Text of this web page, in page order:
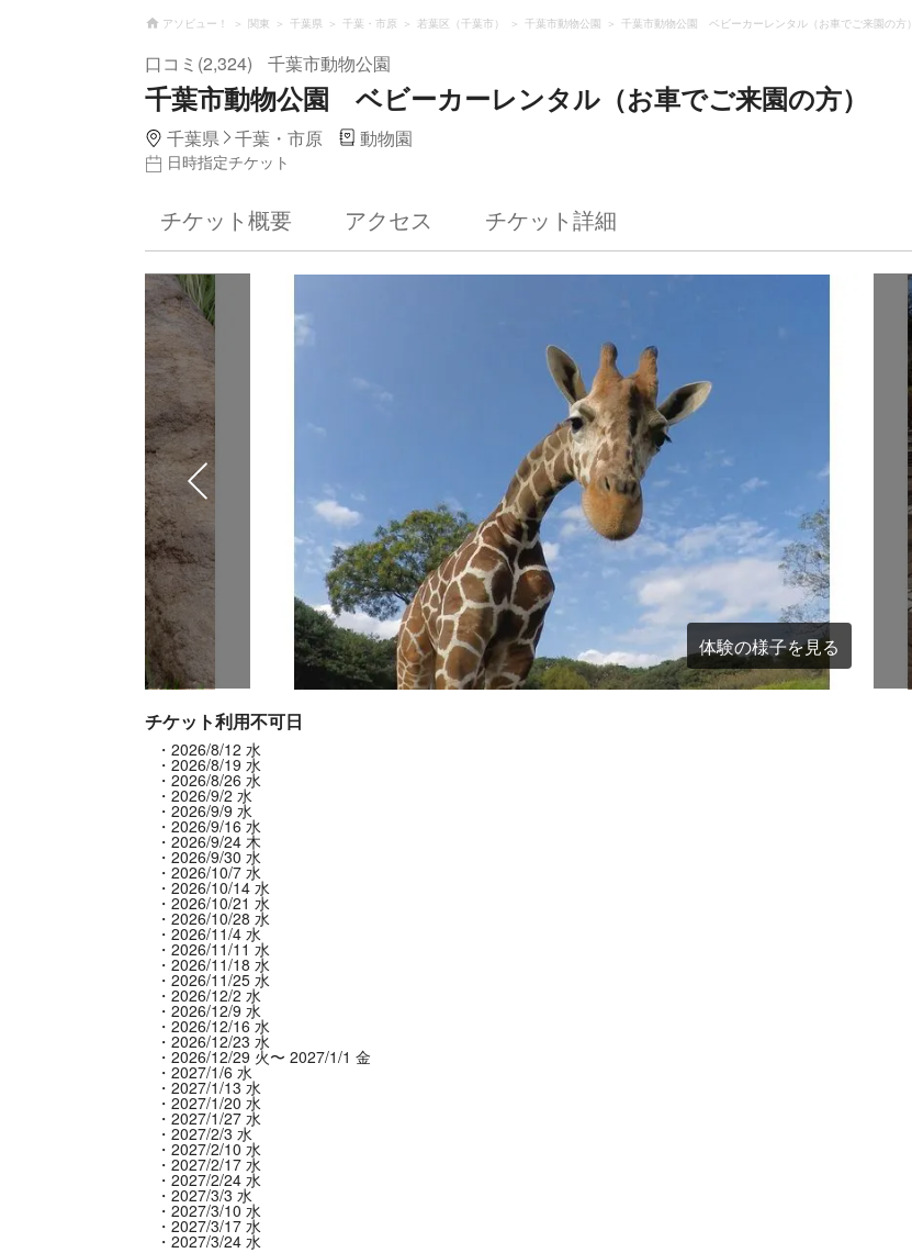
アソビュー！ 関東 千葉県 千葉・市原 若葉区（千葉市） 千葉市動物公園 千葉市動物公園 ベビーカーレンタル（お車でご来園の方）
口コミ(2,324) 千葉市動物公園
千葉市動物公園 ベビーカーレンタル（お車でご来園の方）
千葉県 千葉・市原 動物園
日時指定チケット
チケット概要 アクセス チケット詳細
体験の様子を見る
チケット利用不可日
2026/8/12 水
2026/8/19 水
2026/8/26 水
2026/9/2 水
2026/9/9 水
2026/9/16 水
2026/9/24 木
2026/9/30 水
2026/10/7 水
2026/10/14 水
2026/10/21 水
2026/10/28 水
2026/11/4 水
2026/11/11 水
2026/11/18 水
2026/11/25 水
2026/12/2 水
2026/12/9 水
2026/12/16 水
2026/12/23 水
2026/12/29 火〜 2027/1/1 金
2027/1/6 水
2027/1/13 水
2027/1/20 水
2027/1/27 水
2027/2/3 水
2027/2/10 水
2027/2/17 水
2027/2/24 水
2027/3/3 水
2027/3/10 水
2027/3/17 水
2027/3/24 水